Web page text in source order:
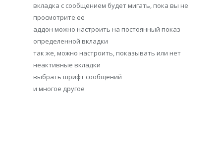
вкладка с сообщением будет мигать, пока вы не
просмотрите ее
аддон можно настроить на постоянный показ
определенной вкладки
так же, можно настроить, показывать или нет
неактивные вкладки
выбрать шрифт сообщений
и многое другое